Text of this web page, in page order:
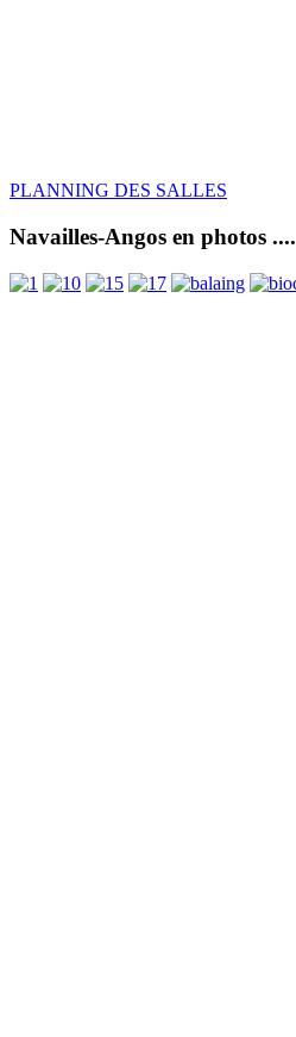
PLANNING DES SALLES
Navailles-Angos en photos ....